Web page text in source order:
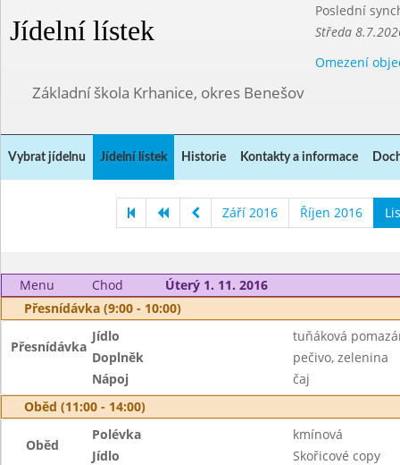
Jídelní lístek
Poslední
Středa
Omezení
Základní škola Krhanice, okres Benešov
Vybrat jídelnu Jídelní lístek Historie Kontakty a informace
Září 2016 Říjen 2016
Menu Chod
Úterý 1. 11. 2016
Přesnídávka (9:00 - 10:00)
Přesnídávka
Jídlo
tuňáková
Doplněk
pečivo, zelenina
Nápoj
čaj
Oběd (11:00 - 14:00)
Oběd
Polévka
kmínová
Jídlo
Skořicové copy